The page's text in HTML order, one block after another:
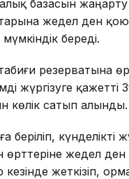
базасын жаңарту
жедел ден қою
береді.
резерватына
жүргізуге
көлік сатып алынды.
беріліп,
жедел ден
жеткізіп,